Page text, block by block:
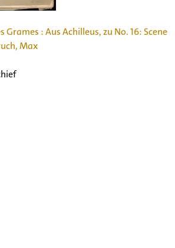
Grames : Aus Achilleus, zu No. 16: Scene
Max